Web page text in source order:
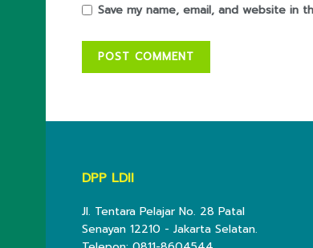
Save my name, email, and website in
DPP LDII
Jl. Tentara Pelajar No. 28 Patal
Senayan 12210 - Jakarta Selatan.